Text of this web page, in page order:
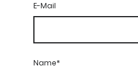
E-Mail
Name*